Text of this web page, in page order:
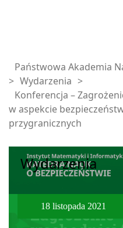
Państwowa Akademia
> Wydarzenia >
Konferencja –
w aspekcie
przygranicznych
Wydarzenia
18 listopada 2021